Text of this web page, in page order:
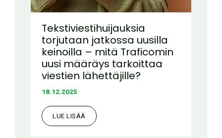
Tekstiviestihuijauksia
torjutaan jatkossa uusilla
keinoilla – mitä Traficomin
uusi määräys tarkoittaa
viestien lähettäjille?
18.12.2025
LUE LISÄÄ